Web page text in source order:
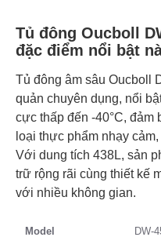
Tủ đông Oucboll
đặc điểm nổi bật
Tủ đông âm sâu Oucboll
quản chuyên dụng, nổi
cực thấp đến -40°C,
loại thực phẩm nhạy
Với dung tích 438L, sản
trữ rộng rãi cùng thiết kế
với nhiều không gian.
Model DW-